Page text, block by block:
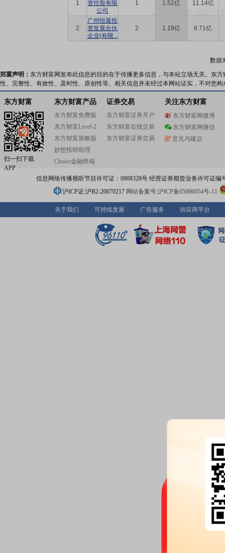
1
资控股有限
公司
1 1.52亿 11.14亿
2
广州恒翼投
资发展合伙
企业(有限...
2 1.19亿 8.71亿
数据
郑重声明： 东方财富网发布此信息的目的在于传播更多信息，与本站立场无关。东
性、完整性、有效性、及时性、原创性等。相关信息并未经过本网站证实，不对您
东方财富
扫一扫下载
APP
东方财富产品
东方财富免费版
东方财富Level-2
东方财富策略版
妙想投研助理
Choice金融终端
证券交易
东方财富证券开户
东方财富在线交易
东方财富证券交易
关注东方财富
东方财富网微博
东方财富网微信
意见与建议
信息网络传播视听节目许可证：0908328号 经营证券期货业务许可证编
沪ICP证:沪B2-20070217 网站备案号:沪ICP备05006054号-11
关于我们 可持续发展 广告服务 供应商平台